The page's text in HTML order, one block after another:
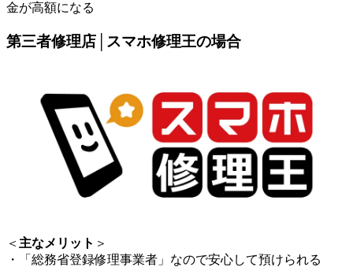
金が高額になる
第三者修理店│スマホ修理王の場合
＜ 主なメリット ＞
・「総務省登録修理事業者」なので安心して預けられる